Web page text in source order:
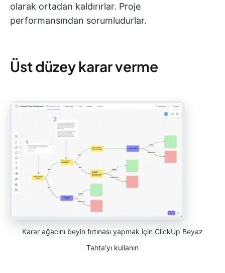
olarak ortadan kaldırırlar. Proje
performansından sorumludurlar.
Üst düzey karar verme
Karar ağacını beyin fırtınası yapmak için ClickUp Beyaz
Tahta'yı kullanın